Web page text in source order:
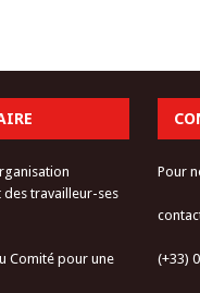
travailleur-ses
Comité pour une
Pour
(+33)